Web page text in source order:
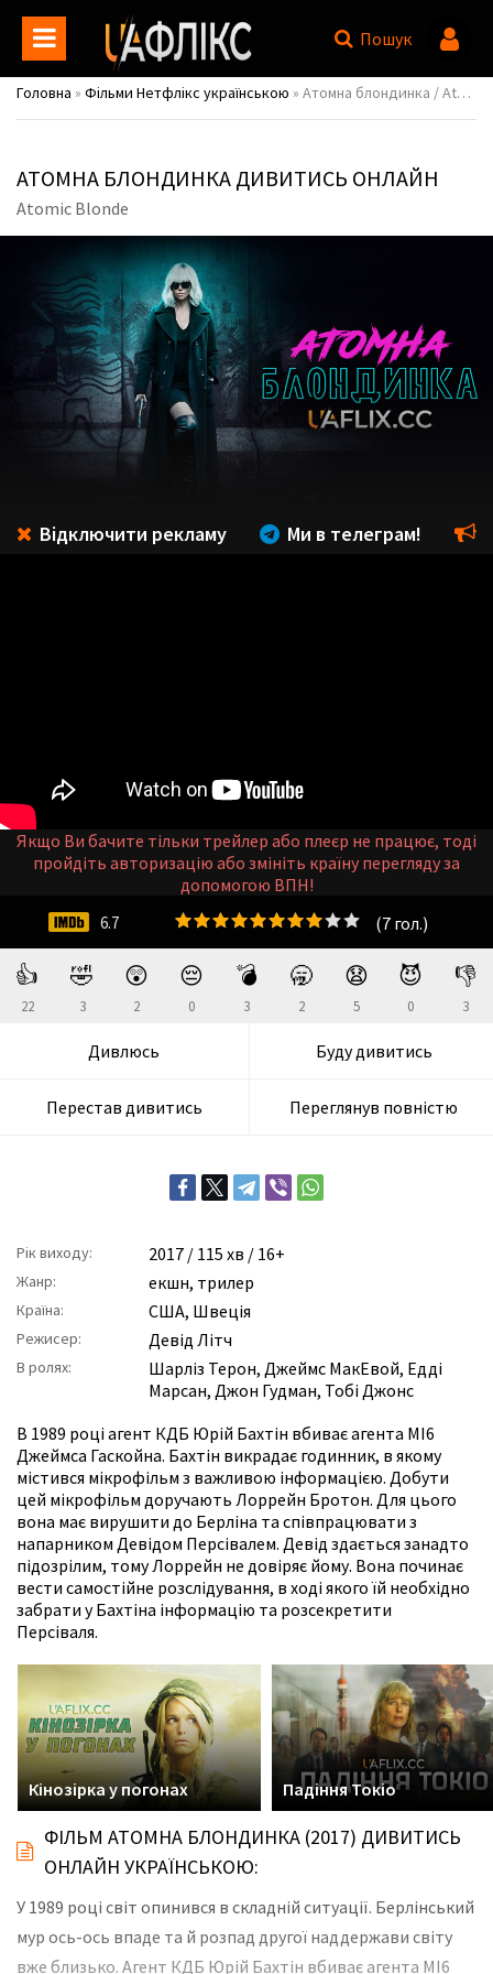
Пошук
Головна » Фільми Нетфлікс українською » Атомна блондинка / Atomic Blonde
АТОМНА БЛОНДИНКА ДИВИТИСЬ ОНЛАЙН
Atomic Blonde
👍
22
🤣
3
😲
2
😔
0
💣
3
🥱
2
😧
5
😈
0
👎
3
Дивлюсь Буду дивитись
Перестав дивитись Переглянув повністю
Рік виходу: 2017 / 115 хв / 16+
Жанр: екшн, трилер
Країна: США, Швеція
Режисер: Девід Літч
В ролях: Шарліз Терон, Джеймс МакЕвой, Едді
Марсан, Джон Гудман, Тобі Джонс
В 1989 році агент КДБ Юрій Бахтін вбиває агента МІ6
Джеймса Гаскойна. Бахтін викрадає годинник, в якому
містився мікрофільм з важливою інформацією. Добути
цей мікрофільм доручають Лоррейн Бротон. Для цього
вона має вирушити до Берліна та співпрацювати з
напарником Девідом Персівалем. Девід здається занадто
підозрілим, тому Лоррейн не довіряє йому. Вона починає
вести самостійне розслідування, в ході якого їй необхідно
забрати у Бахтіна інформацію та розсекретити
Персіваля.
(7гол.)
6.7
Відключити рекламу Ми в телеграм!
Якщо Ви бачите тільки трейлер або плеєр не працює, тоді
пройдіть авторизацію або змініть країну перегляду за
допомогою ВПН!
Кінозірка у погонах Падіння Токіо
ФІЛЬМ АТОМНА БЛОНДИНКА (2017) ДИВИТИСЬ
ОНЛАЙН УКРАЇНСЬКОЮ:
У 1989 році світ опинився в складній ситуації. Берлінський
мур ось-ось впаде та й розпад другої наддержави світу
вже близько. Агент КДБ Юрій Бахтін вбиває агента МІ6